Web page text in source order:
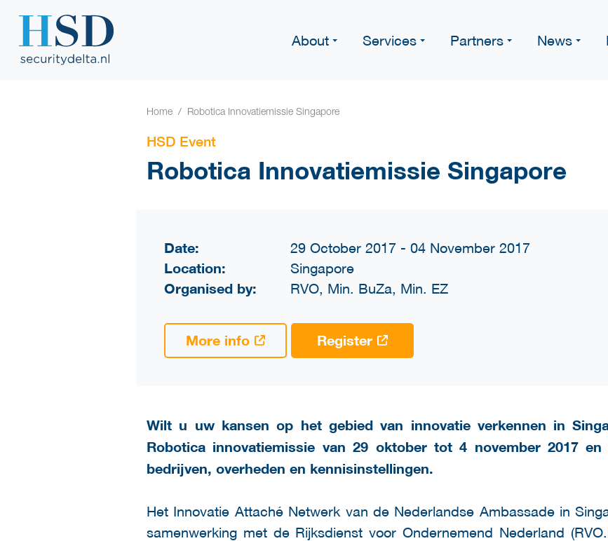
About Services Partners News
Home Robotica Innovatiemissie Singapore
HSD Event
Robotica Innovatiemissie Singapore
Date: 29 October 2017 - 04 November 2017
Location: Singapore
Organised by: RVO, Min. BuZa, Min. EZ
More info Register
Wilt u uw kansen op het gebied van innovatie verkennen in
Robotica innovatiemissie van 29 oktober tot 4 november 2017
bedrijven, overheden en kennisinstellingen.
Het Innovatie Attaché Netwerk van de Nederlandse Ambassade in
samenwerking met de Rijksdienst voor Ondernemend Nederland